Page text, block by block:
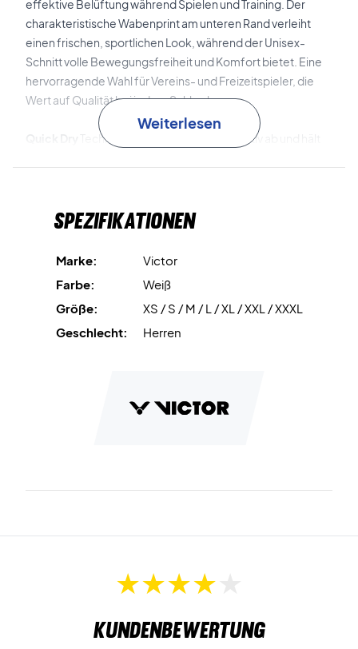
effektive Belüftung während Spielen und Training. Der
charakteristische Wabenprint am unteren Rand verleiht
einen frischen, sportlichen Look, während der Unisex-
Schnitt volle Bewegungsfreiheit und Komfort bietet. Eine
hervorragende Wahl für Vereins- und Freizeitspieler, die
Wert auf Qualität bei jedem Schlag legen.
Technologie leitet Schweiß effektiv ab und hält
Anti ShrinkBehandlung verhindert Einlaufen, damit das
53103 T-shirt noch heute!
Farbe: Weiß.
Material: 100 % recyceltes Polyester.
Weiterlesen
Spezifikationen
Marke:
Victor
Farbe:
Weiß
Größe:
XS / S / M / L / XL / XXL / XXXL
Geschlecht:
Herren
Kundenbewertung